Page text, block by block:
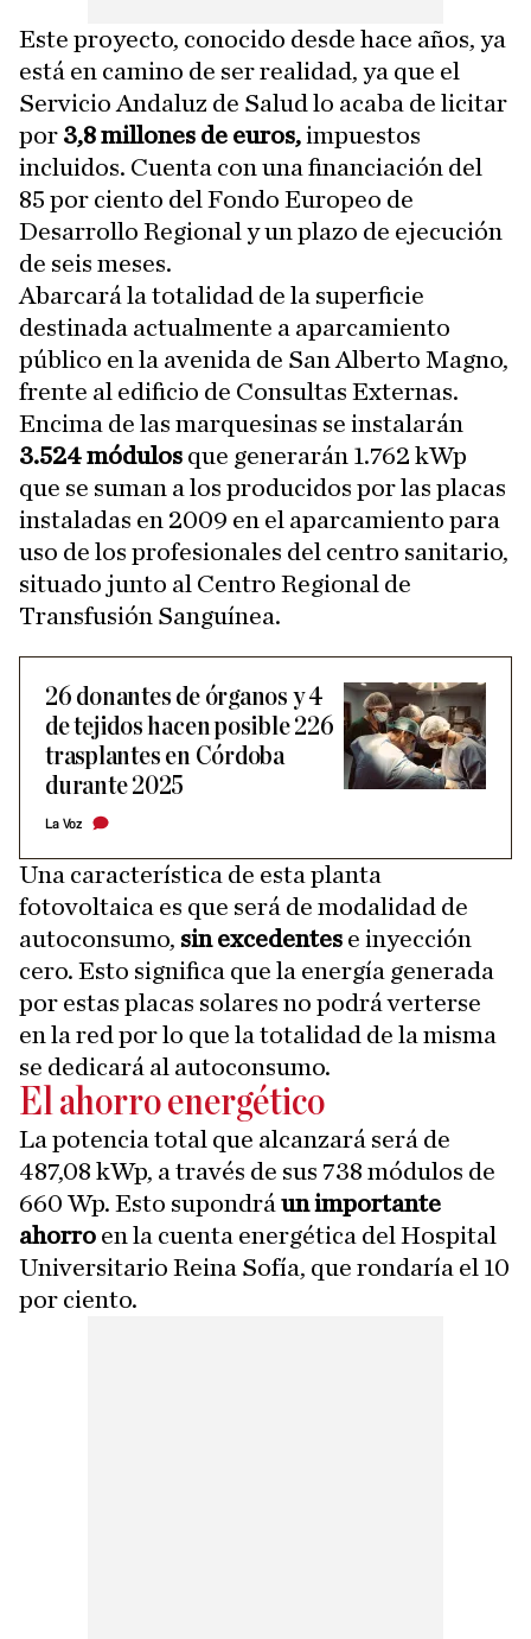
Este proyecto, conocido desde hace años, ya
está en camino de ser realidad, ya que el
Servicio Andaluz de Salud lo acaba de licitar
por 3,8 millones de euros,impuestos
incluidos. Cuenta con una financiación del
85 por ciento del Fondo Europeo de
Desarrollo Regional y un plazo de ejecución
de seis meses.
Abarcará la totalidad de la superficie
destinada actualmente a aparcamiento
público en la avenida de San Alberto Magno,
frente al edificio de Consultas Externas.
Encima de las marquesinas se instalarán
3.524 módulos que generarán 1.762 kWp
que se suman a los producidos por las placas
instaladas en 2009 en el aparcamiento para
uso de los profesionales del centro sanitario,
situado junto al Centro Regional de
Transfusión Sanguínea.
26 donantes de órganos y 4
de tejidos hacen posible 226
trasplantes en Córdoba
durante 2025
La Voz
Una característica de esta planta
fotovoltaica es que será de modalidad de
autoconsumo, sin excedentes e inyección
cero. Esto significa que la energía generada
por estas placas solares no podrá verterse
en la red por lo que la totalidad de la misma
se dedicará al autoconsumo.
El ahorro energético
La potencia total que alcanzará será de
487,08 kWp, a través de sus 738 módulos de
660 Wp. Esto supondrá un importante
ahorro en la cuenta energética del Hospital
Universitario Reina Sofía, que rondaría el 10
por ciento.